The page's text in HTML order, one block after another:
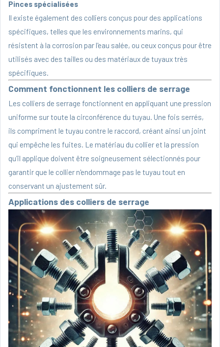
Pinces spécialisées
Il existe également des colliers conçus pour des applications
spécifiques, telles que les environnements marins, qui
résistent à la corrosion par l'eau salée, ou ceux conçus pour être
utilisés avec des tailles ou des matériaux de tuyaux très
spécifiques.
Comment fonctionnent les colliers de serrage
Les colliers de serrage fonctionnent en appliquant une pression
uniforme sur toute la circonférence du tuyau. Une fois serrés,
ils compriment le tuyau contre le raccord, créant ainsi un joint
qui empêche les fuites. Le matériau du collier et la pression
qu'il applique doivent être soigneusement sélectionnés pour
garantir que le collier n'endommage pas le tuyau tout en
conservant un ajustement sûr.
Applications des colliers de serrage